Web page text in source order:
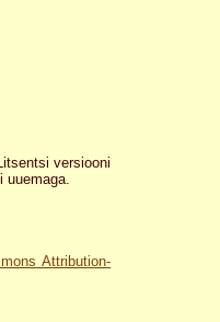
versiooni
uuemaga.
Attribution-